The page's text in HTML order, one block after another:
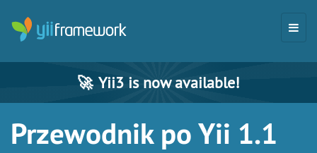
🚀 Yii3 is now available!
Przewodnik po Yii 1.1